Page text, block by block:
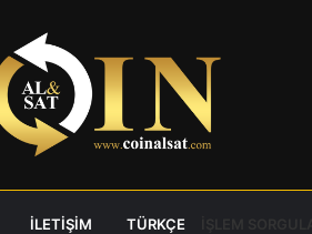
İLETIŞIM TÜRKÇE